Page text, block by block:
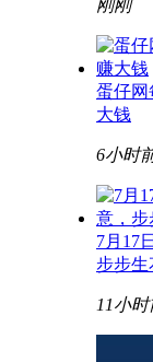
刚刚
蛋仔网
大钱
6小时
7月17
步步生
11小时